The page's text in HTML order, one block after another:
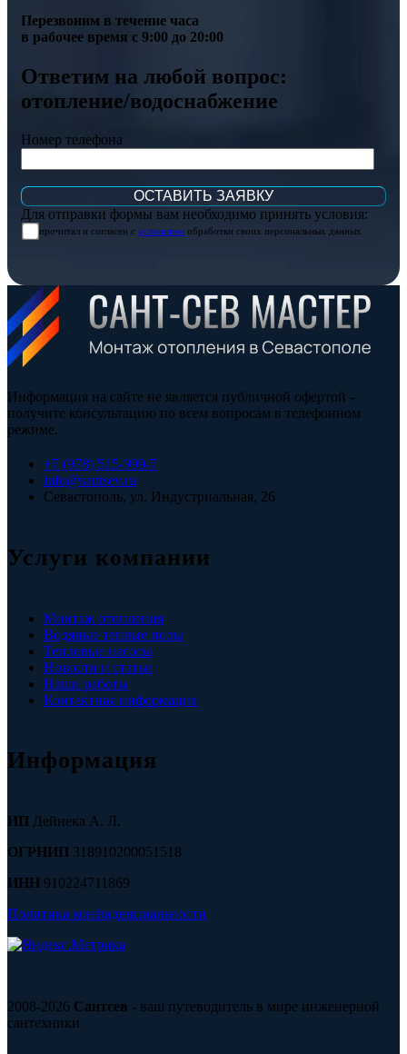
Перезвоним в течение часа
в рабочее время с 9:00 до 20:00
Ответим на любой вопрос:
отопление/водоснабжение
Номер телефона
Для отправки формы вам необходимо принять условия:
прочитал и согласен с условиями обработки своих персональных данных
Информация на сайте не является публичной офертой -
получите консультацию по всем вопросам в телефонном
режиме.
+7 (978) 515-999-7
info@santsev.ru
Севастополь, ул. Индустриальная, 26
Услуги компании
Монтаж отопления
Водяные теплые полы
Тепловые насосы
Новости и статьи
Наши работы
Контактная информация
Информация
ИП Дейнека А. Л.
ОГРНИП 318910200051518
ИНН 910224711869
Политика конфиденциальности
2008-2026 Сантсев - ваш путеводитель в мире инженерной
сантехники